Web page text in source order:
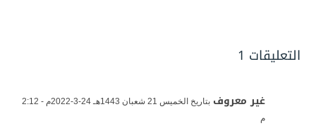
التعليقات 1
غير معروف
بتاريخ الخميس 21 شعبان 1443هـ 24-3-2022م - 2:12
م